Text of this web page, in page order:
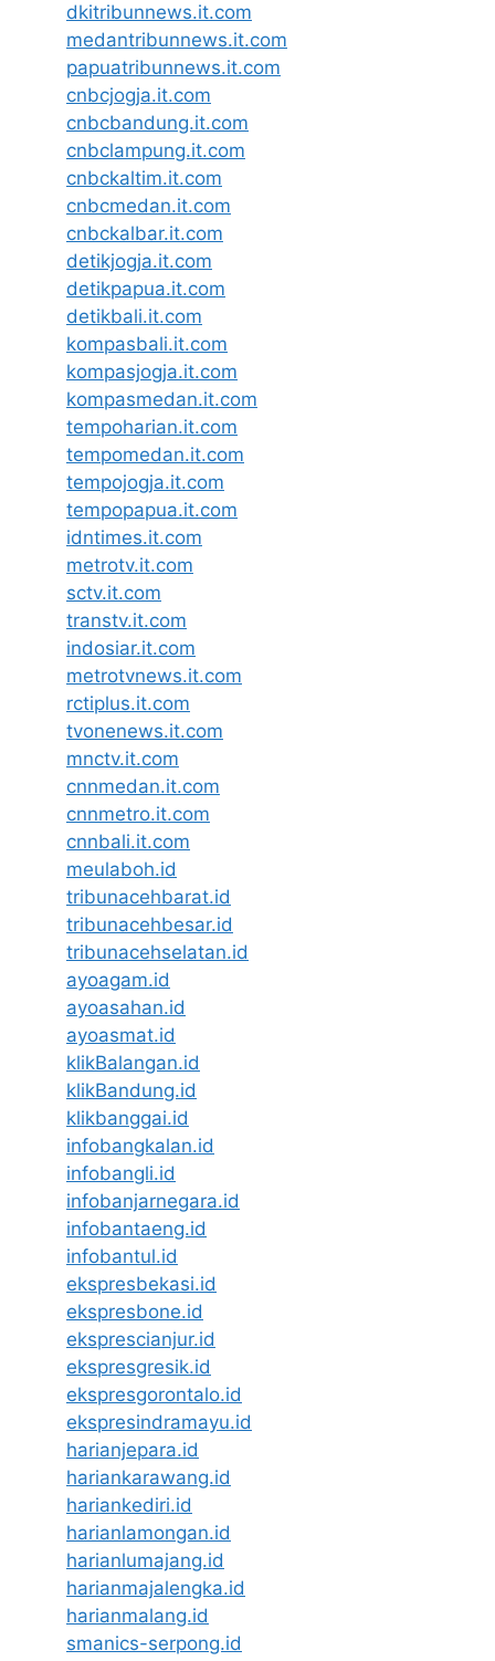
dkitribunnews.it.com
medantribunnews.it.com
papuatribunnews.it.com
cnbcjogja.it.com
cnbcbandung.it.com
cnbclampung.it.com
cnbckaltim.it.com
cnbcmedan.it.com
cnbckalbar.it.com
detikjogja.it.com
detikpapua.it.com
detikbali.it.com
kompasbali.it.com
kompasjogja.it.com
kompasmedan.it.com
tempoharian.it.com
tempomedan.it.com
tempojogja.it.com
tempopapua.it.com
idntimes.it.com
metrotv.it.com
sctv.it.com
transtv.it.com
indosiar.it.com
metrotvnews.it.com
rctiplus.it.com
tvonenews.it.com
mnctv.it.com
cnnmedan.it.com
cnnmetro.it.com
cnnbali.it.com
meulaboh.id
tribunacehbarat.id
tribunacehbesar.id
tribunacehselatan.id
ayoagam.id
ayoasahan.id
ayoasmat.id
klikBalangan.id
klikBandung.id
klikbanggai.id
infobangkalan.id
infobangli.id
infobanjarnegara.id
infobantaeng.id
infobantul.id
ekspresbekasi.id
ekspresbone.id
eksprescianjur.id
ekspresgresik.id
ekspresgorontalo.id
ekspresindramayu.id
harianjepara.id
hariankarawang.id
hariankediri.id
harianlamongan.id
harianlumajang.id
harianmajalengka.id
harianmalang.id
smanics-serpong.id